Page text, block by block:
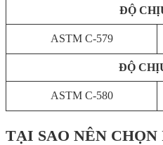
ĐỘ
ASTM C-579
ĐỘ
ASTM C-580
TẠI SAO NÊN